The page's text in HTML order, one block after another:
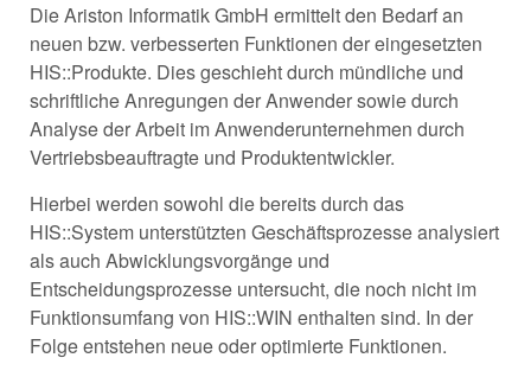
Die Ariston Informatik GmbH ermittelt den Bedarf an
neuen bzw. verbesserten Funktionen der eingesetzten
HIS::Produkte. Dies geschieht durch mündliche und
schriftliche Anregungen der Anwender sowie durch
Analyse der Arbeit im Anwenderunternehmen durch
Vertriebsbeauftragte und Produktentwickler.
Hierbei werden sowohl die bereits durch das
HIS::System unterstützten Geschäftsprozesse analysiert
als auch Abwicklungsvorgänge und
Entscheidungsprozesse untersucht, die noch nicht im
Funktionsumfang von HIS::WIN enthalten sind. In der
Folge entstehen neue oder optimierte Funktionen.